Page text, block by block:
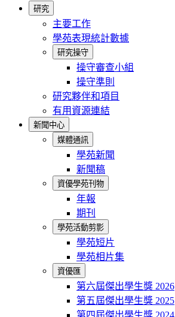
研究
主要工作
學苑表現統計數據
研究操守
操守審查小組
操守準則
研究夥伴和項目
有用資源連結
新聞中心
媒體通訊
學苑新聞
新聞稿
資優學苑刊物
年報
期刊
學苑活動剪影
學苑短片
學苑相片集
資優匯
第六屆傑出學生獎 2026
第五屆傑出學生獎 2025
第四屆傑出學生獎 2024